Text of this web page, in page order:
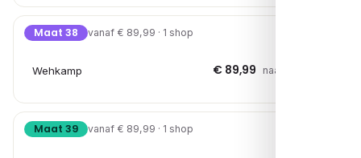
Maat 38 vanaf € 89,99 · 1 shop
Wehkamp € 89,99 naar shop →
Maat 39 vanaf € 89,99 · 1 shop